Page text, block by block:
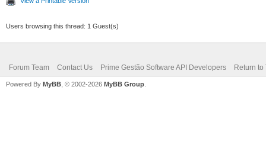
Users browsing this thread: 1 Guest(s)
Forum Team Contact Us Prime Gestão Software API Developers Return to
Powered By MyBB , © 2002-2026 MyBB Group